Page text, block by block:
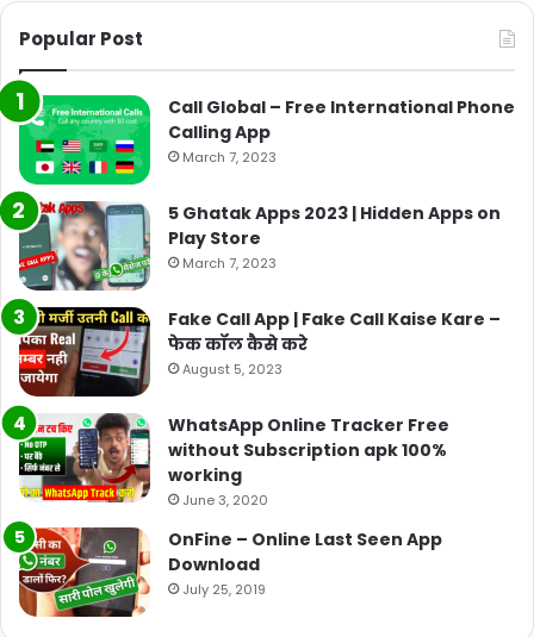
Popular Post
Call Global – Free International Phone
Calling App
March 7, 2023
5 Ghatak Apps 2023 | Hidden Apps on
Play Store
March 7, 2023
Fake Call App | Fake Call Kaise Kare –
फेक कॉल कैसे करे
August 5, 2023
WhatsApp Online Tracker Free
without Subscription apk 100%
working
June 3, 2020
OnFine – Online Last Seen App
Download
July 25, 2019